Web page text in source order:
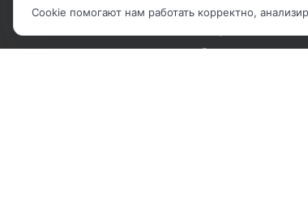
БРЕНДЫ
Рекомендательные
Реквизиты
Cookie помогают нам работать корректно,